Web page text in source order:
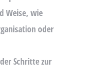
Weise, wie
oder
Schritte zur